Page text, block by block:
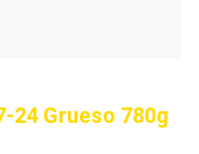
24 Grueso 780g